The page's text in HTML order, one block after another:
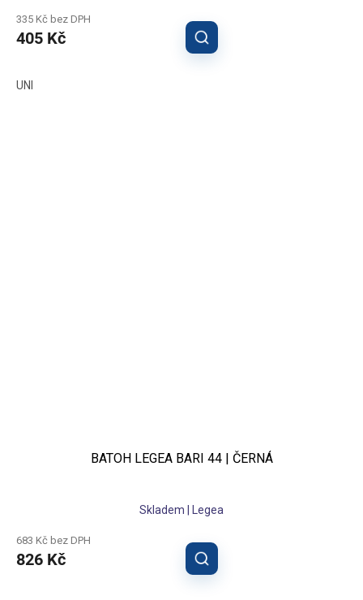
335 Kč bez DPH
405 Kč
UNI
BATOH LEGEA BARI 44 | ČERNÁ
Skladem | Legea
683 Kč bez DPH
826 Kč